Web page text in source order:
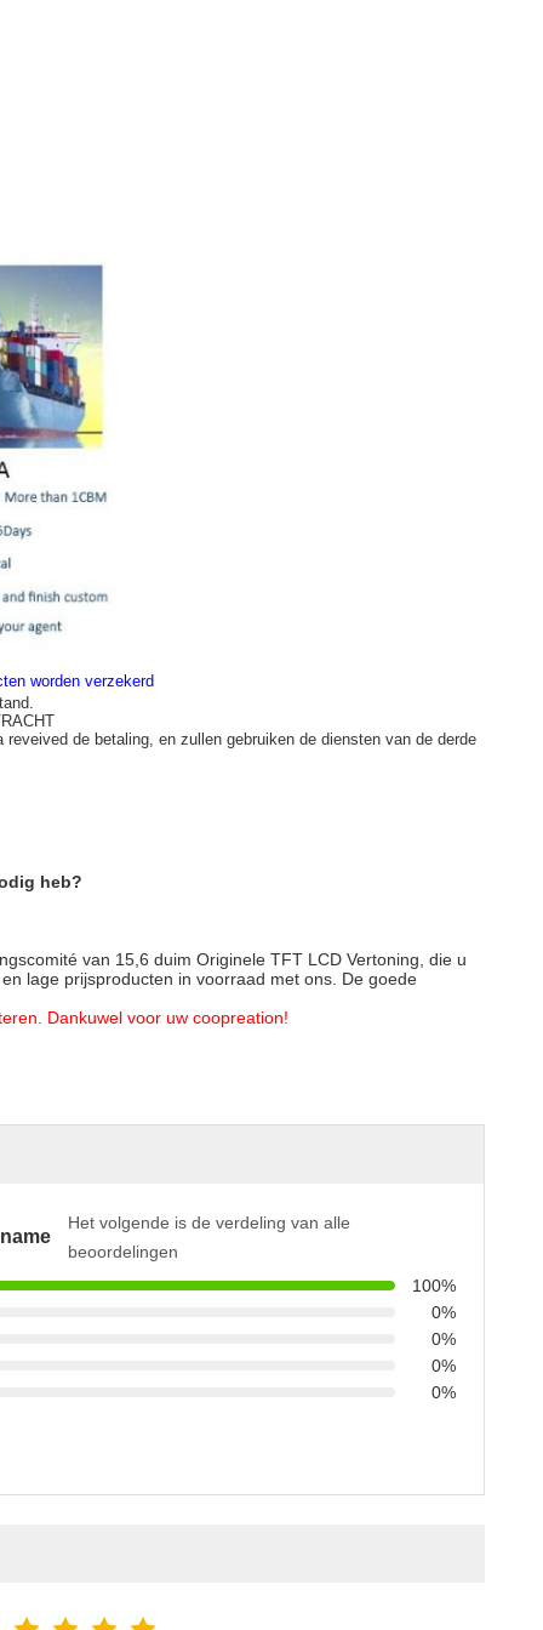
worden verzekerd
de betaling, en zullen gebruiken de diensten van de derde
heb?
van 15,6 duim Originele TFT LCD Vertoning, die u
lage prijsproducten in voorraad met ons. De goede
Dankuwel voor uw coopreation!
Het volgende is de verdeling van alle
beoordelingen
100%
0%
0%
0%
0%